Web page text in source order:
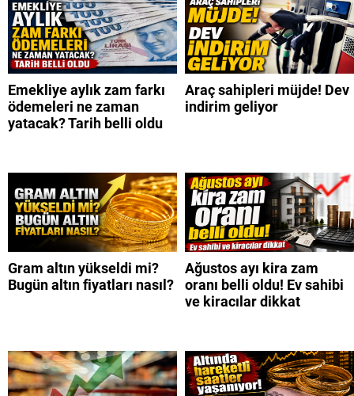
Emekliye aylık zam farkı
ödemeleri ne zaman
yatacak? Tarih belli oldu
Araç sahipleri müjde! Dev
indirim geliyor
Gram altın yükseldi mi?
Bugün altın fiyatları nasıl?
Ağustos ayı kira zam
oranı belli oldu! Ev sahibi
ve kiracılar dikkat